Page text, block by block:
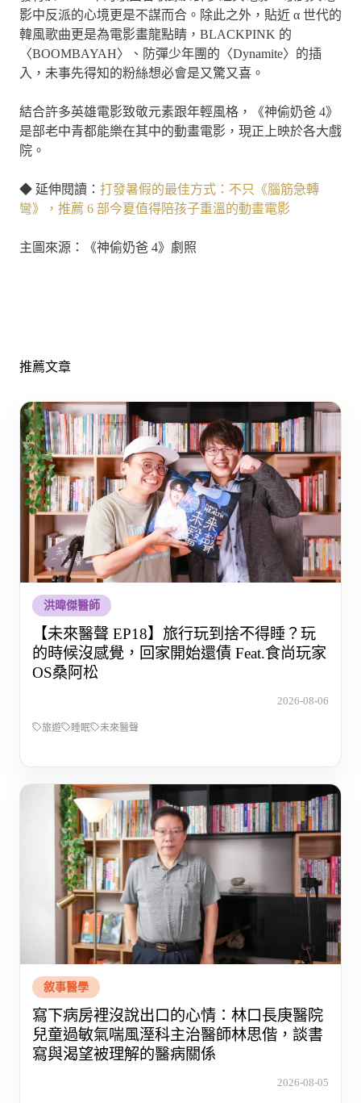
影中反派的心境更是不謀而合。除此之外，貼近 α 世代的
韓風歌曲更是為電影畫龍點睛，BLACKPINK 的
〈BOOMBAYAH〉、防彈少年團的〈Dynamite〉的插
入，未事先得知的粉絲想必會是又驚又喜。
結合許多英雄電影致敬元素跟年輕風格，《神偷奶爸 4》
是部老中青都能樂在其中的動畫電影，現正上映於各大戲
院。
◆ 延伸閱讀： 打發暑假的最佳方式：不只《腦筋急轉
彎》，推薦 6 部今夏值得陪孩子重溫的動畫電影
主圖來源：《神偷奶爸 4》劇照
推薦文章
洪暐傑醫師
【未來醫聲 EP18】旅行玩到捨不得睡？玩
的時候沒感覺，回家開始還債 Feat.食尚玩家
OS桑阿松
2026-08-06
旅遊 睡眠 未來醫聲
敘事醫學
寫下病房裡沒說出口的心情：林口長庚醫院
兒童過敏氣喘風溼科主治醫師林思偕，談書
寫與渴望被理解的醫病關係
2026-08-05